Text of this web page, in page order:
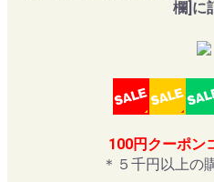
欄]に
100円クーポ
＊５千円以上の